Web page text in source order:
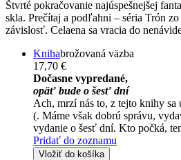
Štvrté pokračovanie najúspešnejšej
skla. Prečítaj a podľahni – séria Trón
závislosť. Celaena sa vracia do
Knihabrožovaná väzba
17,70 €
Dočasne vypredané,
opäť bude o šesť dní
Ach, mrzí nás to, z tejto knihy
(. Máme však dobrú správu,
vydanie o šesť dní. Kto počká,
Pridať do zoznamu
Vložiť do košíka